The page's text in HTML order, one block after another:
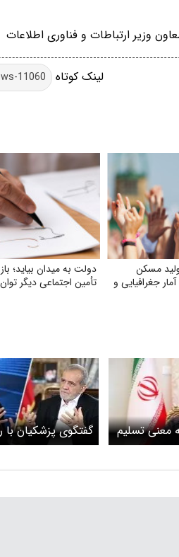
وزیر ارتباطات و فناوری اطلاعات
لینک کوتاه
مسکن
جغرافیایی و
دولت به میدان بیاید؛
تأمین اجتماعی دیگر توان
معنی تسلیم
گفتگوی پزشکیان
جمهوری فرانسه